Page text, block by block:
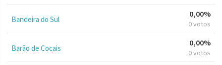
Bandeira do Sul
0,00%
0 votos
Barão de Cocais
0,00%
0 votos